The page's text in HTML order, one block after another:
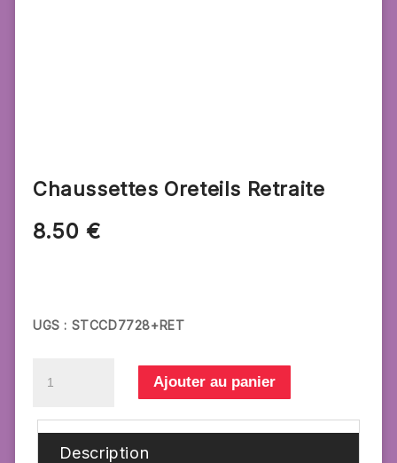
Chaussettes Oreteils Retraite
8.50€
UGS : STCCD7728+RET
de
Oreteils
Retraite
Ajouter au panier
Description